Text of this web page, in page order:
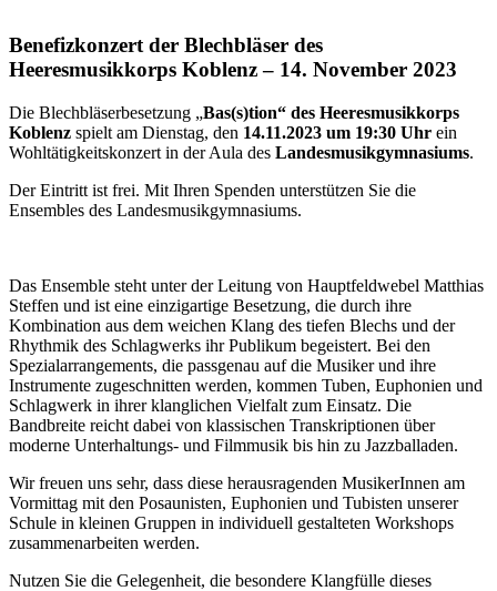
Benefizkonzert der Blechbläser des
Heeresmusikkorps Koblenz – 14. November 2023
Die Blechbläserbesetzung „Bas(s)tion“ des Heeresmusikkorps
Koblenz spielt am Dienstag, den 14.11.2023 um 19:30 Uhr ein
Wohltätigkeitskonzert in der Aula des Landesmusikgymnasiums.
Der Eintritt ist frei. Mit Ihren Spenden unterstützen Sie die
Ensembles des Landesmusikgymnasiums.
Das Ensemble steht unter der Leitung von Hauptfeldwebel Matthias
Steffen und ist eine einzigartige Besetzung, die durch ihre
Kombination aus dem weichen Klang des tiefen Blechs und der
Rhythmik des Schlagwerks ihr Publikum begeistert. Bei den
Spezialarrangements, die passgenau auf die Musiker und ihre
Instrumente zugeschnitten werden, kommen Tuben, Euphonien und
Schlagwerk in ihrer klanglichen Vielfalt zum Einsatz. Die
Bandbreite reicht dabei von klassischen Transkriptionen über
moderne Unterhaltungs- und Filmmusik bis hin zu Jazzballaden.
Wir freuen uns sehr, dass diese herausragenden MusikerInnen am
Vormittag mit den Posaunisten, Euphonien und Tubisten unserer
Schule in kleinen Gruppen in individuell gestalteten Workshops
zusammenarbeiten werden.
Nutzen Sie die Gelegenheit, die besondere Klangfülle dieses